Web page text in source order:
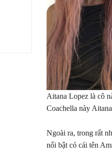
Aitana Lopez là cô
Coachella này
Ngoài ra, trong rất
nổi bật có cái tên